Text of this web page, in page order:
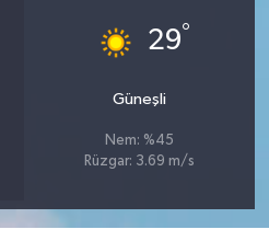
29°
Güneşli
Nem: %45
Rüzgar: 3.69 m/s